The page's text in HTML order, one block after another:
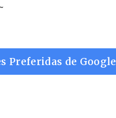
Preferidas de Google